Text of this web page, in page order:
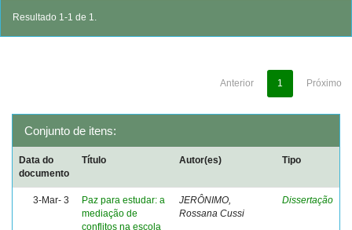
Resultado 1-1 de 1.
Anterior 1 Próximo
Conjunto de itens:
Data do
documento
Título Autor(es) Tipo
3-Mar- 3
Paz para estudar: a
mediação de
conflitos na escola
JERÔNIMO,
Rossana Cussi
Dissertação